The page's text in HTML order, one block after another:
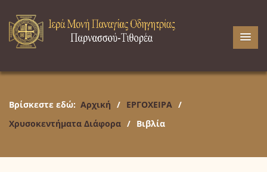
Βρίσκεστε εδώ: Αρχική / ΕΡΓΟΧΕΙΡΑ /
Χρυσοκεντήματα Διάφορα / Βιβλία